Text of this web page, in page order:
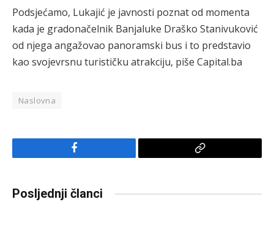
Podsjećamo, Lukajić je javnosti poznat od momenta
kada je gradonačelnik Banjaluke Draško Stanivuković
od njega angažovao panoramski bus i to predstavio
kao svojevrsnu turističku atrakciju, piše Capital.ba
Naslovna
Facebook
Copy
Posljednji članci